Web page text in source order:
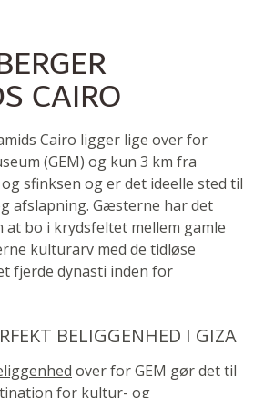
CAIRO
Cairo ligger lige over for
(GEM) og kun 3 km fra
sfinksen og er det ideelle sted til
afslapning. Gæsterne har det
bo i krydsfeltet mellem gamle
kulturarv med de tidløse
fjerde dynasti inden for
BELIGGENHED I GIZA
over for GEM gør det til
for kultur- og